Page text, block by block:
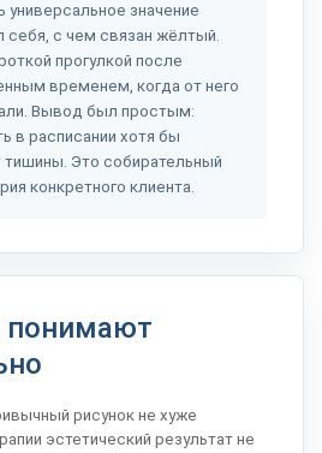
универсальное значение
себя, с чем связан жёлтый.
прогулкой после
временем, когда от него
Вывод был простым:
в расписании хотя бы
тишины. Это собирательный
конкретного клиента.
понимают
рисунок не хуже
эстетический результат не